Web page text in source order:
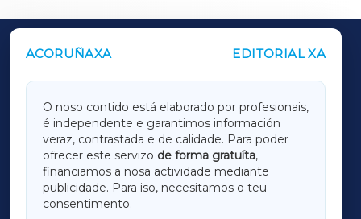
ACORUÑAXA EDITORIAL XA
O noso contido está elaborado por profesionais,
é independente e garantimos información
veraz, contrastada e de calidade. Para poder
ofrecer este servizo de forma gratuíta,
financiamos a nosa actividade mediante
publicidade. Para iso, necesitamos o teu
consentimento.
OUTROS PERIÓDICOS
LUGOXA
TERRACHAXA